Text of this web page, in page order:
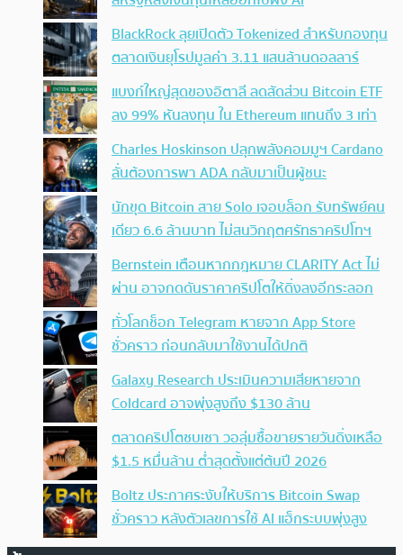
BlackRock ลุยเปิดตัว Tokenized สำหรับกองทุน
ตลาดเงินยุโรปมูลค่า 3.11 แสนล้านดอลลาร์
แบงก์ใหญ่สุดของอิตาลี ลดสัดส่วน Bitcoin ETF
ลง 99% หันลงทุน ใน Ethereum แทนถึง 3 เท่า
Charles Hoskinson ปลุกพลังคอมมูฯ Cardano
ลั่นต้องการพา ADA กลับมาเป็นผู้ชนะ
นักขุด Bitcoin สาย Solo เจอบล็อก รับทรัพย์คน
เดียว 6.6 ล้านบาท ไม่สนวิกฤตศรัทธาคริปโทฯ
Bernstein เตือนหากกฎหมาย CLARITY Act ไม่
ผ่าน อาจกดดันราคาคริปโตให้ดิ่งลงอีกระลอก
ทั่วโลกช็อก Telegram หายจาก App Store
ชั่วคราว ก่อนกลับมาใช้งานได้ปกติ
Galaxy Research ประเมินความเสียหายจาก
Coldcard อาจพุ่งสูงถึง $130 ล้าน
ตลาดคริปโตซบเซา วอลุ่มซื้อขายรายวันดิ่งเหลือ
$1.5 หมื่นล้าน ต่ำสุดตั้งแต่ต้นปี 2026
Boltz ประกาศระงับให้บริการ Bitcoin Swap
ชั่วคราว หลังตัวเลขการใช้ AI แฮ็กระบบพุ่งสูง